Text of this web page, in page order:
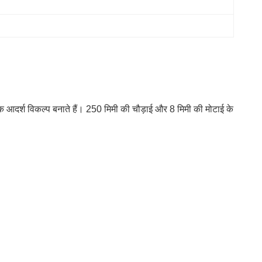
विकल्प बनाते हैं। 250 मिमी की चौड़ाई और 8 मिमी की मोटाई के